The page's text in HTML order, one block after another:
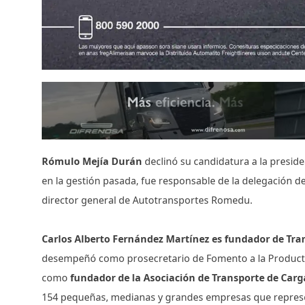
Rómulo Mejía Durán declinó su candidatura a la
en la gestión pasada, fue responsable de la delegación
director general de Autotransportes Romedu.
Carlos Alberto Fernández Martínez es fundador de
desempeñó como prosecretario de Fomento a la
comofundador de la Asociación de Transporte de
154 pequeñas, medianas y grandes empresas que